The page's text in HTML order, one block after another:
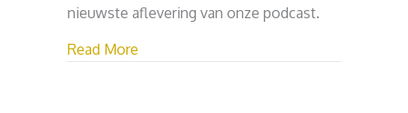
nieuwste aflevering van onze podcast.
Read More